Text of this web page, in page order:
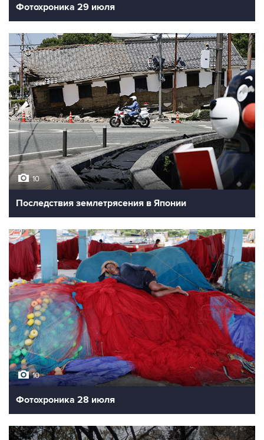
Фотохроника 29 июля
10
Последствия землетрясения в Японии
10
Фотохроника 28 июля